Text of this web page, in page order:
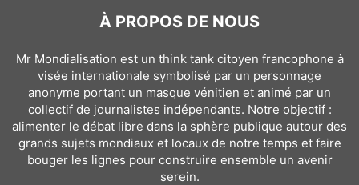
À PROPOS DE NOUS
Mr Mondialisation est un think tank citoyen francophone à
visée internationale symbolisé par un personnage
anonyme portant un masque vénitien et animé par un
collectif de journalistes indépendants. Notre objectif :
alimenter le débat libre dans la sphère publique autour des
grands sujets mondiaux et locaux de notre temps et faire
bouger les lignes pour construire ensemble un avenir
serein.